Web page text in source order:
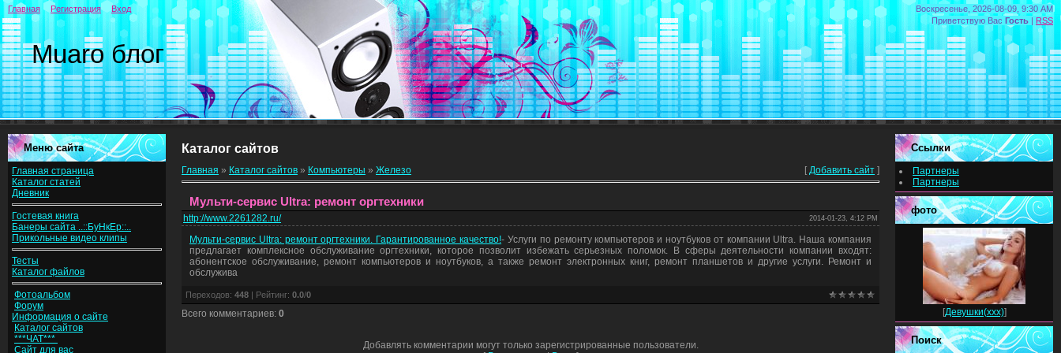
Воскресенье, 2026-08-09, 9:30 AM
Приветствую Вас Гость | RSS
Muaro блог
Главная Регистрация Вход
Меню сайта
Главная страница
Каталог статей
Дневник
Гостевая книга
Банеры сайта ..::БуНкЕр::..
Прикольные видео клипы
Тесты
Каталог файлов
Фотоальбом
Форум
Информация о сайте
Каталог сайтов
***ЧАТ***
Сайт для вас
Каталог сайтов
Главная » Каталог сайтов » Компьютеры » Железо [ Добавить сайт ]
Мульти-сервис Ultra: ремонт оргтехники
http://www.2261282.ru/ 2014-01-23, 4:12 PM
Мульти-сервис Ultra: ремонт оргтехники. Гарантированное качество!- Услуги по ремонту компьютеров и ноутбуков от компании Ultra. Наша компания
предлагает комплексное обслуживание оргтехники, которое позволит избежать серьезных поломок. В сферы деятельности компании входят:
абонентское обслуживание, ремонт компьютеров и ноутбуков, а также ремонт электронных книг, ремонт планшетов и другие услуги. Ремонт и
обслужива
Переходов: 448 | Рейтинг: 0.0/0
Всего комментариев: 0
Добавлять комментарии могут только зарегистрированные пользователи.
Ссылки
Партнеры
Партнеры
фото
[Девушки(xxx)]
Поиск